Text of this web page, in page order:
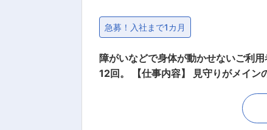
急募！入社まで1カ月
障がいなどで身体が動かせないご利
12回。 【仕事内容】 見守りがメインの訪問介護のお仕事です。寝返りをうたせて上げたり、日常生活のお手伝いなどもございます。 ・生活介
験からスタート！！研修や仕事を覚えるまでは先輩スタッ